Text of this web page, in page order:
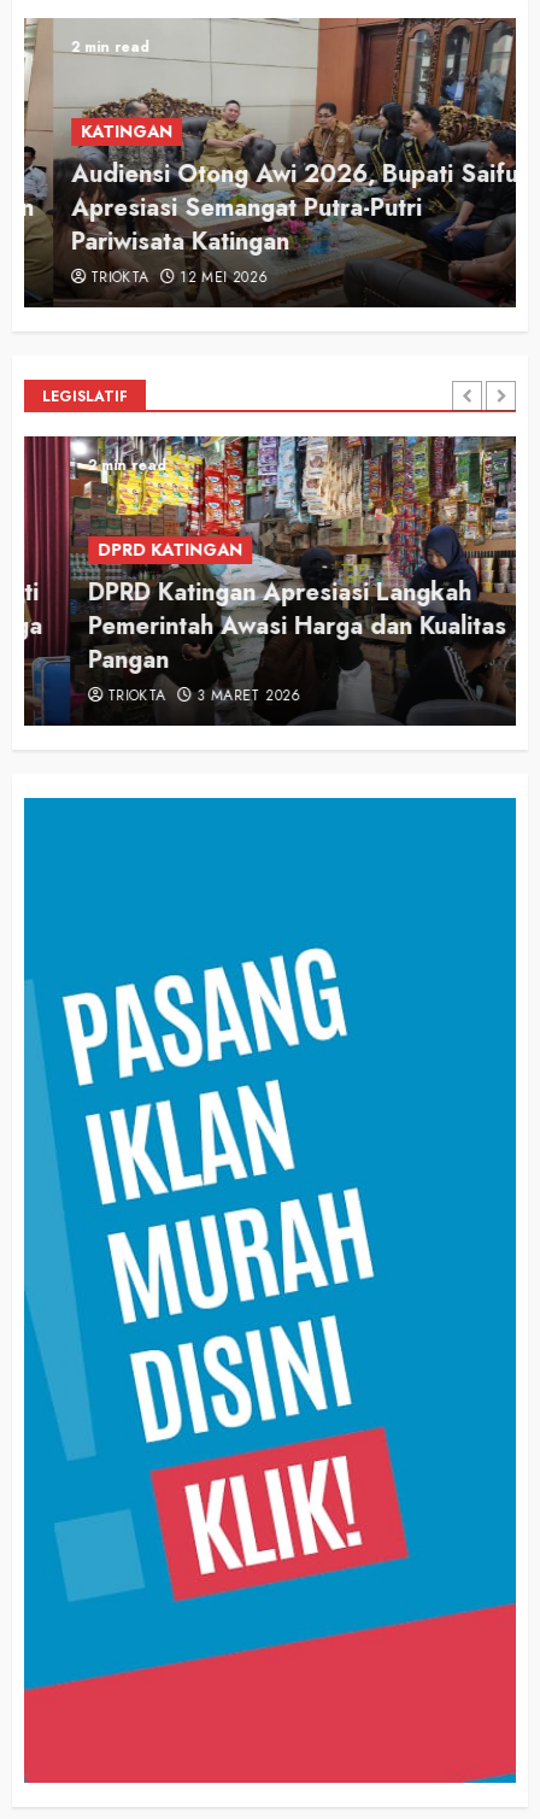
2 min read
KATINGAN
Audiensi Otong Awi 2026, Bupati Saiful
Apresiasi Semangat Putra-Putri
Pariwisata Katingan
TRIOKTA 12 MEI 2026
LEGISLATIF
2 min read
DPRD KATINGAN
DPRD Katingan Apresiasi Langkah
Pemerintah Awasi Harga dan Kualitas
Pangan
TRIOKTA 3 MARET 2026